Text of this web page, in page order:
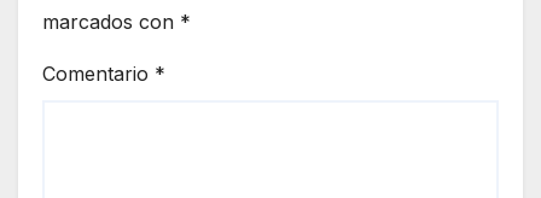
marcados con *
Comentario *